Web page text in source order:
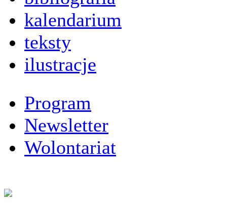
kalendarium
teksty
ilustracje
Program
Newsletter
Wolontariat